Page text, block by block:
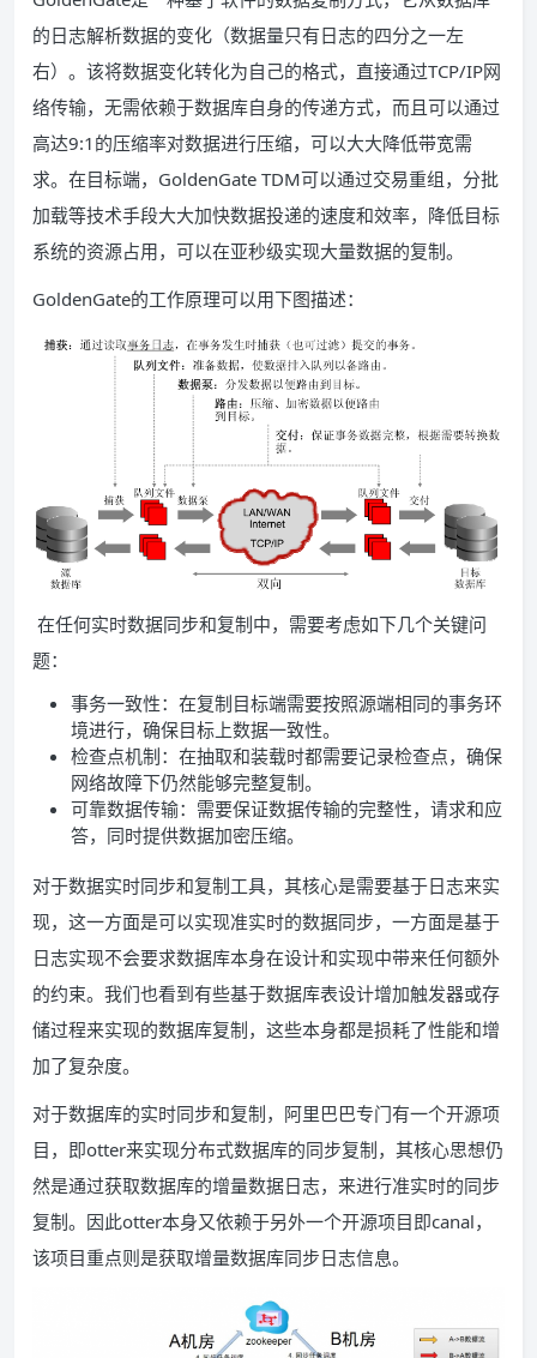
的日志解析数据的变化（数据量只有日志的四分之一左
右）。该将数据变化转化为自己的格式，直接通过TCP/IP网
络传输，无需依赖于数据库自身的传递方式，而且可以通过
高达9:1的压缩率对数据进行压缩，可以大大降低带宽需
求。在目标端，GoldenGate TDM可以通过交易重组，分批
加载等技术手段大大加快数据投递的速度和效率，降低目标
系统的资源占用，可以在亚秒级实现大量数据的复制。
GoldenGate的工作原理可以用下图描述：
在任何实时数据同步和复制中，需要考虑如下几个关键问
题：
事务一致性：在复制目标端需要按照源端相同的事务环
境进行，确保目标上数据一致性。
检查点机制：在抽取和装载时都需要记录检查点，确保
网络故障下仍然能够完整复制。
可靠数据传输：需要保证数据传输的完整性，请求和应
答，同时提供数据加密压缩。
对于数据实时同步和复制工具，其核心是需要基于日志来实
现，这一方面是可以实现准实时的数据同步，一方面是基于
日志实现不会要求数据库本身在设计和实现中带来任何额外
的约束。我们也看到有些基于数据库表设计增加触发器或存
储过程来实现的数据库复制，这些本身都是损耗了性能和增
加了复杂度。
对于数据库的实时同步和复制，阿里巴巴专门有一个开源项
目，即otter来实现分布式数据库的同步复制，其核心思想仍
然是通过获取数据库的增量数据日志，来进行准实时的同步
复制。因此otter本身又依赖于另外一个开源项目即canal，
该项目重点则是获取增量数据库同步日志信息。